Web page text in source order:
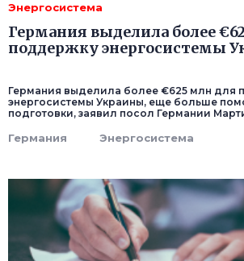
Энергосистема
Германия выделила более
поддержку энергосистемы
Германия выделила более €625 млн для
энергосистемы Украины, еще больше
подготовки, заявил посол Германии
Германия Энергосистема